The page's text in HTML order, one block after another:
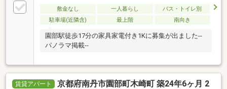
敷金なし 一人暮らし
バス・トイレ別
駐車場(近隣含)
最上階 南向き
園部駅徒歩17分の家具家電付き1Kに募集が出ました--
パノラマ掲載--
賃貸アパート
京都府南丹市園部町木崎町 築24年6ヶ月 2